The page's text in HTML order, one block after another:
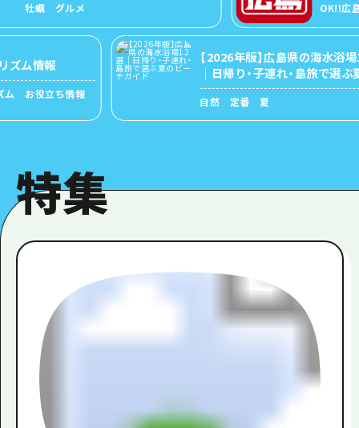
牡蠣 グルメ OK!!広島
情報
お役立ち情報
【2026年版】広島県の海水浴場12選
｜日帰り・子連れ・島旅で選ぶ夏の
ビーチガイド
自然 定番 夏
特集